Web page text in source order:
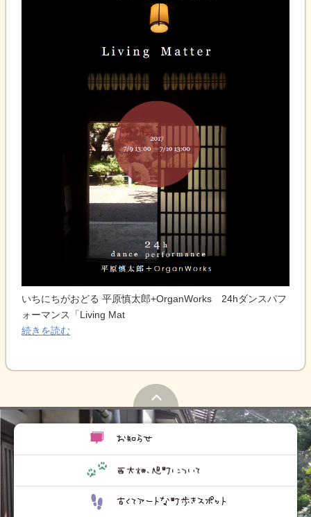
いちにちがおどる 平原慎太郎+OrganWorks 24hダンスパフ
ォーマンス「Living Mat
続きを読む